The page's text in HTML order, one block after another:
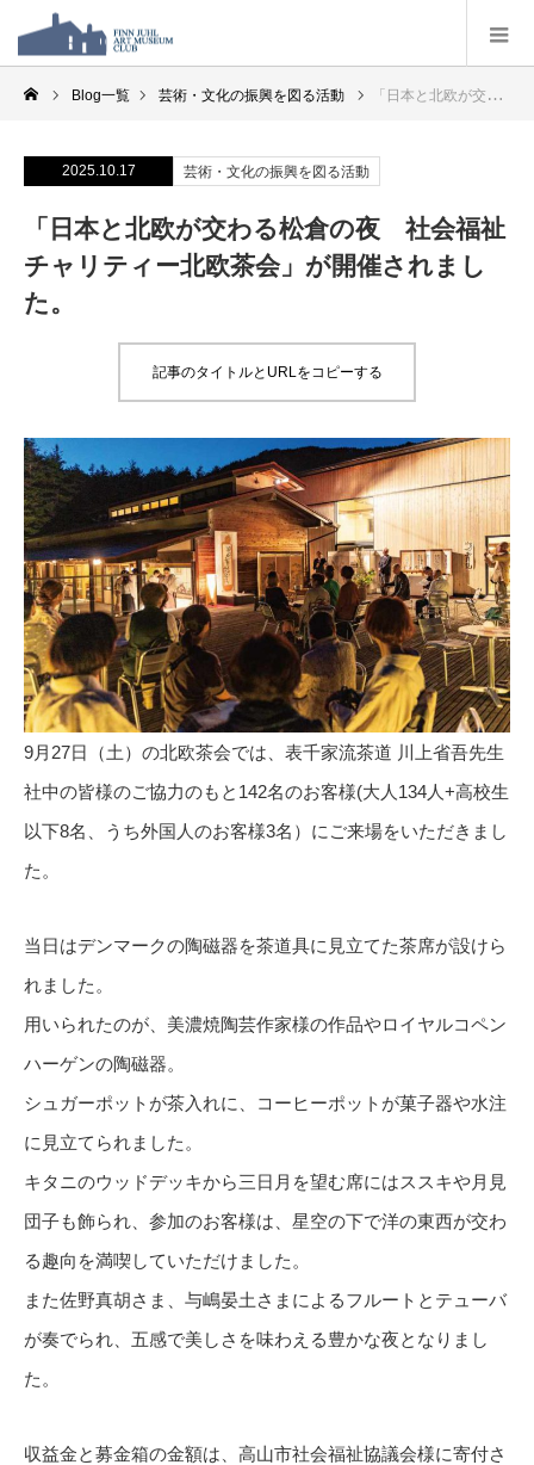
Blog一覧 芸術・文化の振興を図る活動 「日本と北欧が交わる松倉の夜 社会福祉チャリティー北欧茶会」が開催されました。
2025.10.17 芸術・文化の振興を図る活動
「日本と北欧が交わる松倉の夜 社会福祉
チャリティー北欧茶会」が開催されまし
た。
記事のタイトルとURLをコピーする
9月27日（土）の北欧茶会では、表千家流茶道 川上省吾先生
社中の皆様のご協力のもと142名のお客様(大人134人+高校生
以下8名、うち外国人のお客様3名）にご来場をいただきまし
た。
当日はデンマークの陶磁器を茶道具に見立てた茶席が設けら
れました。
用いられたのが、美濃焼陶芸作家様の作品やロイヤルコペン
ハーゲンの陶磁器。
シュガーポットが茶入れに、コーヒーポットが菓子器や水注
に見立てられました。
キタニのウッドデッキから三日月を望む席にはススキや月見
団子も飾られ、参加のお客様は、星空の下で洋の東西が交わ
る趣向を満喫していただけました。
また佐野真胡さま、与嶋晏土さまによるフルートとテューバ
が奏でられ、五感で美しさを味わえる豊かな夜となりまし
た。
収益金と募金箱の金額は、高山市社会福祉協議会様に寄付さ